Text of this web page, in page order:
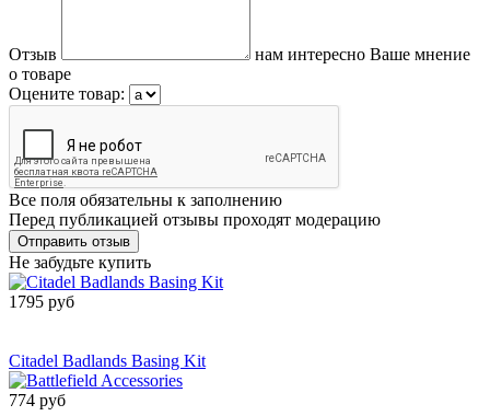
Отзыв
нам интересно Ваше мнение
о товаре
Оцените товар:
Все поля обязательны к заполнению
Перед публикацией отзывы проходят модерацию
Не забудьте купить
1795 руб
Citadel Badlands Basing Kit
774 руб